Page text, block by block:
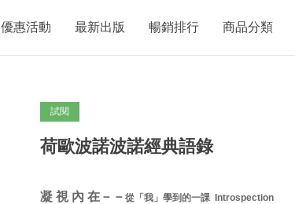
優惠活動 最新出版 暢銷排行 商品分類
試閱
荷歐波諾波諾經典語錄
凝 視 內 在－－ 從「我」學到的一課 Introspection